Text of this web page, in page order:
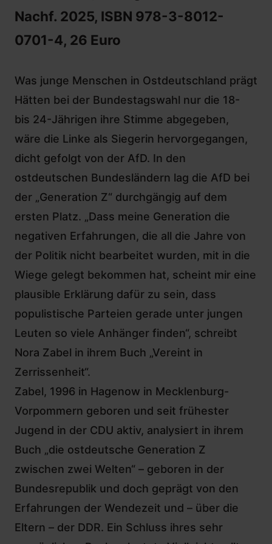
Nachf. 2025, ISBN 978-3-8012-
0701-4, 26 Euro
Was junge Menschen in Ostdeutschland prägt
Hätten bei der Bundestagswahl nur die 18-
bis 24-Jährigen ihre Stimme abgegeben,
wäre die Linke als Siegerin hervorgegangen,
dicht gefolgt von der AfD. In den
ostdeutschen Bundesländern lag die AfD bei
der „Generation Z“ durchgängig auf dem
ersten Platz. „Dass meine Generation die
negativen Erfahrungen, die all die Jahre von
der Politik nicht bearbeitet wurden, mit in die
Wiege gelegt bekommen hat, scheint mir eine
plausible Erklärung dafür zu sein, dass
populistische Parteien gerade unter jungen
Leuten so viele Anhänger finden“, schreibt
Nora Zabel in ihrem Buch „Vereint in
Zerrissenheit“.
Zabel, 1996 in Hagenow in Mecklenburg-
Vorpommern geboren und seit frühester
Jugend in der CDU aktiv, analysiert in ihrem
Buch „die ostdeutsche Generation Z
zwischen zwei Welten“ – geboren in der
Bundesrepublik und doch geprägt von den
Erfahrungen der Wendezeit und – über die
Eltern – der DDR. Ein Schluss ihres sehr